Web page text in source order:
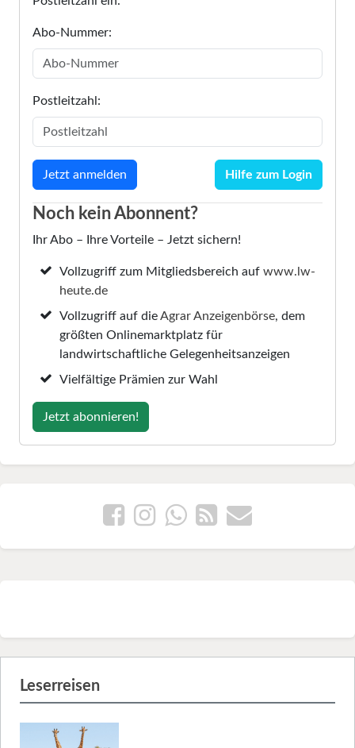
Abo-Nummer:
Postleitzahl:
Hilfe zum Login
Noch kein Abonnent?
Ihr Abo – Ihre Vorteile – Jetzt sichern!
Vollzugriff zum Mitgliedsbereich aufwww.lw-
heute.de
Vollzugriff auf dieAgrar Anzeigenbörse, dem
größten Onlinemarktplatz für
landwirtschaftliche Gelegenheitsanzeigen
Vielfältige Prämien zur Wahl
Jetzt abonnieren!
Leserreisen